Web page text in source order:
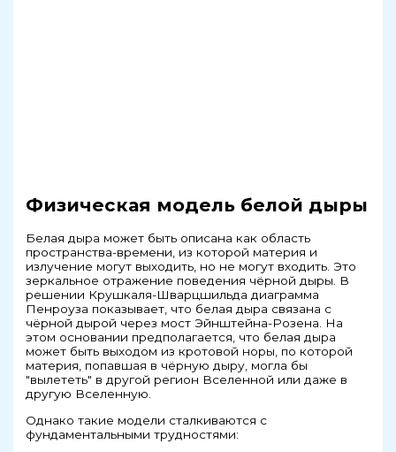
Физическая модель белой дыры
Белая дыра может быть описана как область
пространства-времени, из которой материя и
излучение могут выходить, но не могут входить. Это
зеркальное отражение поведения чёрной дыры. В
решении Крушкаля-Шварцшильда диаграмма
Пенроуза показывает, что белая дыра связана с
чёрной дырой через мост Эйнштейна-Розена. На
этом основании предполагается, что белая дыра
может быть выходом из кротовой норы, по которой
материя, попавшая в чёрную дыру, могла бы
"вылететь" в другой регион Вселенной или даже в
другую Вселенную.
Однако такие модели сталкиваются с
фундаментальными трудностями: